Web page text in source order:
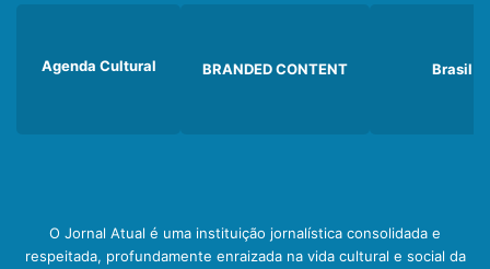
Agenda Cultural BRANDED CONTENT Brasil
O Jornal Atual é uma instituição jornalística consolidada e
respeitada, profundamente enraizada na vida cultural e social da